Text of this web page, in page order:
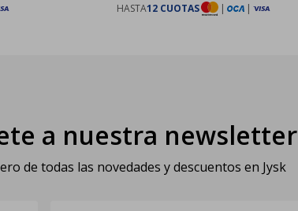
HASTA12 CUOTAS | |
a nuestra newsletter
de todas las novedades y descuentos en Jysk